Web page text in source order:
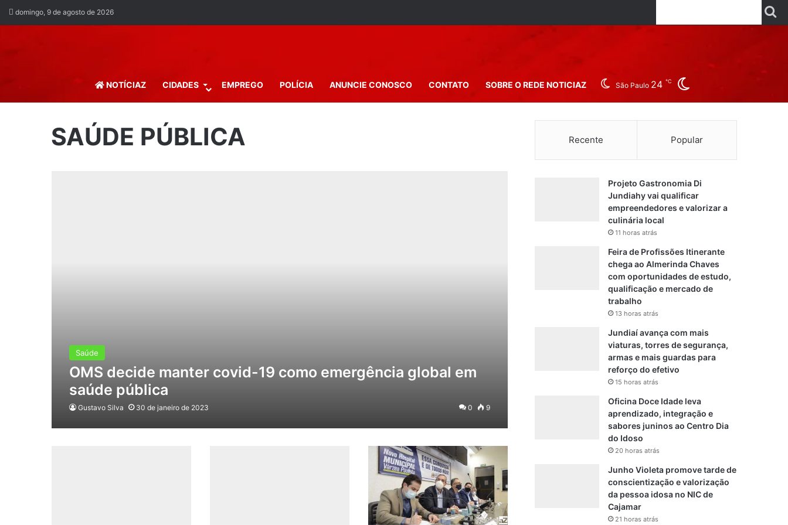
domingo, 9 de agosto de 2026 YouTube
NOTÍCIAZ CIDADES EMPREGO POLÍCIA ANUNCIE CONOSCO CONTATO SOBRE O REDE NOTICIAZ São Paulo 24 ℃
SAÚDE PÚBLICA
Saúde
OMS decide manter covid-19 como emergência global em
saúde pública
Gustavo Silva 30 de janeiro de 2023 0 9
Recente Popular
Projeto Gastronomia Di
Jundiahy vai qualificar
empreendedores e valorizar a
culinária local
11 horas atrás
Feira de Profissões Itinerante
chega ao Almerinda Chaves
com oportunidades de estudo,
qualificação e mercado de
trabalho
13 horas atrás
Jundiaí avança com mais
viaturas, torres de segurança,
armas e mais guardas para
reforço do efetivo
15 horas atrás
Oficina Doce Idade leva
aprendizado, integração e
sabores juninos ao Centro Dia
do Idoso
20 horas atrás
Junho Violeta promove tarde de
conscientização e valorização
da pessoa idosa no NIC de
Cajamar
21 horas atrás